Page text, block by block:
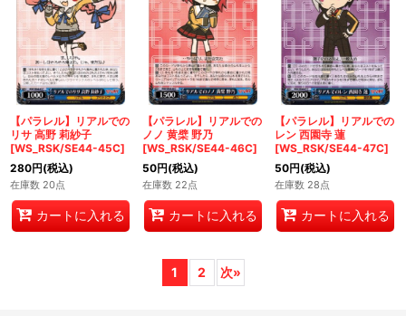
【パラレル】リアルでの
リサ 高野 莉紗子
[WS_RSK/SE44-45C]
280円(税込)
在庫数 20点
カートに入れる
【パラレル】リアルでの
ノノ 黄檗 野乃
[WS_RSK/SE44-46C]
50円(税込)
在庫数 22点
カートに入れる
【パラレル】リアルでの
レン 西園寺 蓮
[WS_RSK/SE44-47C]
50円(税込)
在庫数 28点
カートに入れる
1 2 次»